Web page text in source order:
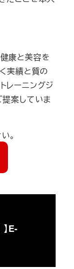
康と美容を
実績と質の
レーニングジ
提案していま
。
E-